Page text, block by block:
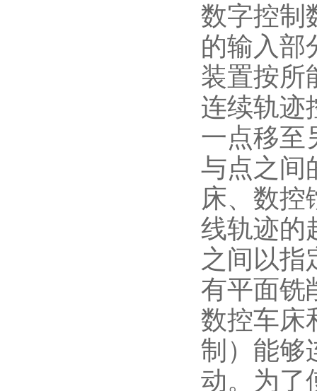
数字控制
的输入部
装置按所
连续轨迹
一点移至
与点之间
床、数控
线轨迹的
之间以指
有平面铣
数控车床
制）能够
动。为了